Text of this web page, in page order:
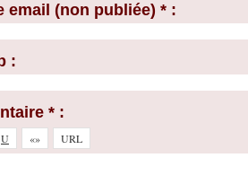
email (non publiée) * :
:
* :